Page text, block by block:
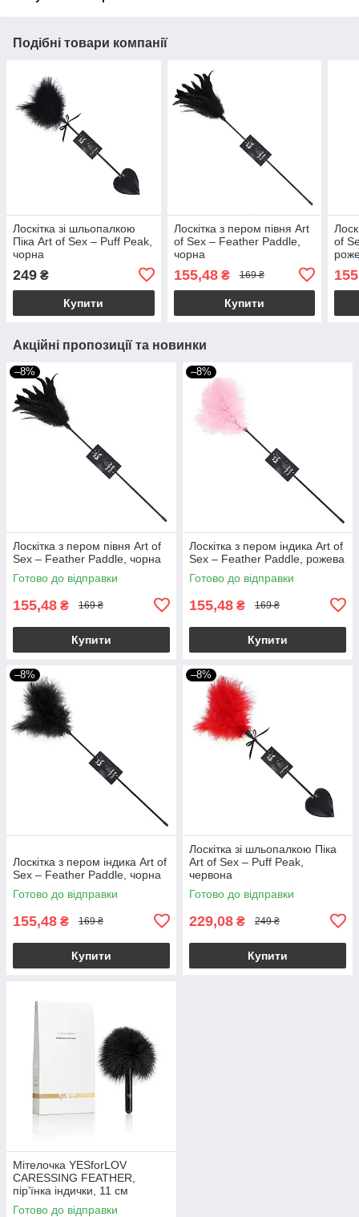
Подібні товари компанії
Лоскітка зі шльопалкою
Піка Art of Sex – Puff Peak,
чорна
249 ₴
Купити
Лоскітка з пером півня Art
of Sex – Feather Paddle,
чорна
155,48₴ 169 ₴
Купити
of
Акційні пропозиції та новинки
–8%
Лоскітка з пером півня Art of
Sex – Feather Paddle, чорна
Готово до відправки
155,48 ₴ 169 ₴
Купити
–8%
Лоскітка з пером індика Art of
Sex – Feather Paddle, рожева
Готово до відправки
155,48 ₴ 169 ₴
Купити
–8%
Лоскітка з пером індика Art of
Sex – Feather Paddle, чорна
Готово до відправки
155,48 ₴ 169 ₴
Купити
–8%
Лоскітка зі шльопалкою Піка
Art of Sex – Puff Peak,
червона
Готово до відправки
229,08 ₴ 249 ₴
Купити
Мітелочка YESforLOV
CARESSING FEATHER,
пір’їнка індички, 11 см
Готово до відправки